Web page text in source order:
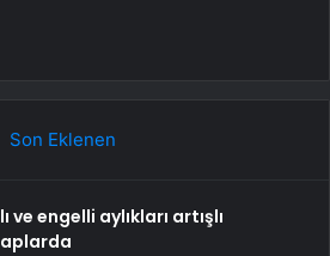
Son Eklenen
ve engelli aylıkları artışlı